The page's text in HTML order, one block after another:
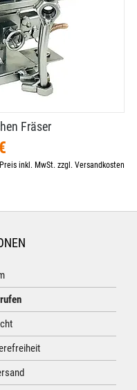
Fräser
Preis inkl. MwSt. zzgl. Versandkosten